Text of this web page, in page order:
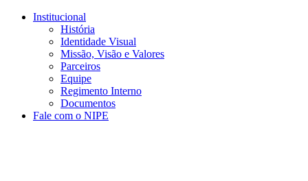
Conteúdo principal
Institucional
História
Identidade Visual
Missão, Visão e Valores
Parceiros
Equipe
Regimento Interno
Documentos
Fale com o NIPE